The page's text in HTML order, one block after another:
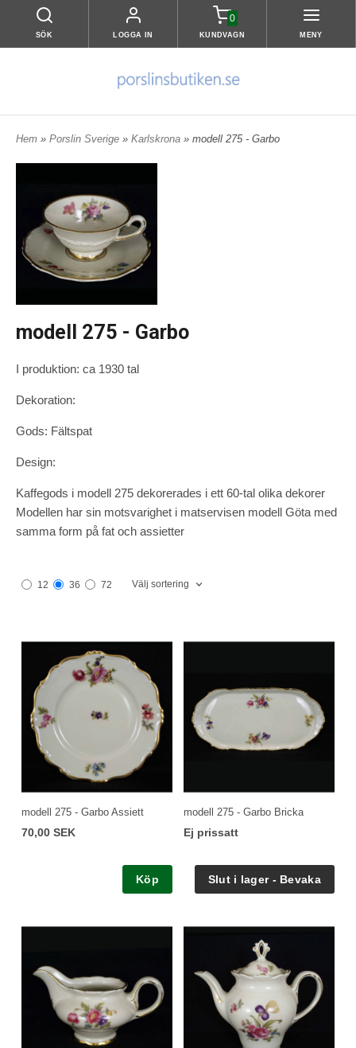
SÖK LOGGA IN
0
KUNDVAGN MENY
Hem » Porslin Sverige » Karlskrona » modell 275 - Garbo
modell 275 - Garbo
I produktion: ca 1930 tal
Dekoration:
Gods: Fältspat
Design:
Kaffegods i modell 275 dekorerades i ett 60-tal olika dekorer
Modellen har sin motsvarighet i matservisen modell Göta med
samma form på fat och assietter
12 36 72 Välj sortering
modell 275 - Garbo Assiett
70,00 SEK
Köp
modell 275 - Garbo Bricka
Ej prissatt